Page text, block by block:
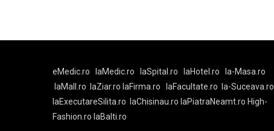
eMedic.ro laMedic.ro laSpital.ro laHotel.ro
la-Masa.ro
laMall.ro
laZiar.ro laFirma.ro laFacultate.ro
la-Suceava.ro
laExecutareSilita.ro
laChisinau.ro laPiatraNeamt.ro High-
Fashion.ro laBalti.ro